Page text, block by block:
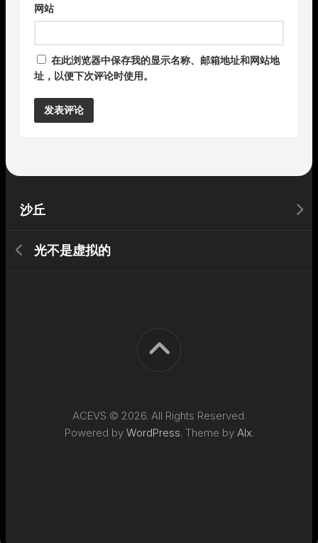
网站
在此浏览器中保存我的显示名称、邮箱地址和网站地
址，以便下次评论时使用。
沙丘
光不是虚拟的
ACEVS © 2026. All Rights Reserved.
Powered by WordPress. Theme by Alx.